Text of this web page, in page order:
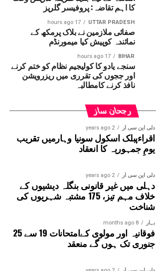
کا اہم تقاضہ: پروفیسر گلریز
UTTAR PRADESH
17 hours ago
صفائی ملازمین نے بلاک پرمکھ کے
نمائندہ کوپیش کیا میمورنڈم
BIHAR
17 hours ago
سنجے یادو کا کولیجیم نظام کو ختم کرنے
اور ججوں کی تقرری میں ریزرویشن
نافذ کرنے کامطالبہ
رجحان ساز
دلی این سی آر 2 years ago
اقراءپبلک اسکول سونیا وہارمیں تقریب
یومِ جمہوریہ کا انعقاد
دلی این سی آر 2 years ago
دہلی میں غیر قانونی بنگلہ دیشیوں کے
خلاف مہم تیز، 175 مشتبہ شہریوں کی
شناخت
بہار 8 months ago
فوقانیہ اور مولوی کےامتحانات 19 سے 25
جنوری تک ہوں گے منعقد